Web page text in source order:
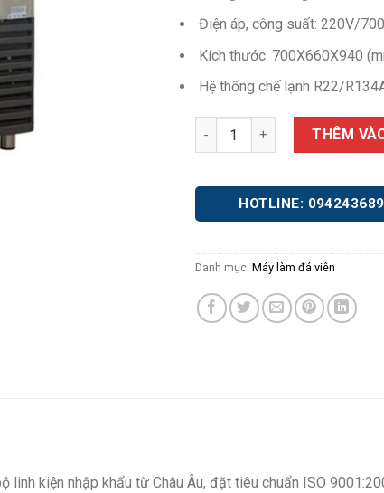
Điện áp, công suất: 220V/
Kích thước: 700X660X940
Hệ thống chế lạnh R22/
Máy làm đá S215A/W số lượng
THÊM
HOTLINE:
Danh mục: Máy làm đá viên
kiện nhập khẩu từ Châu Âu, đặt tiêu chuẩn ISO